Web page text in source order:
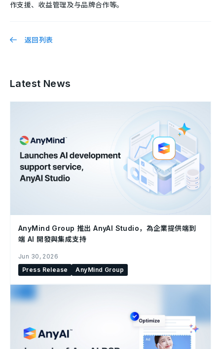
作支援、收益管理及与品牌合作等。
返回列表
Latest News
AnyMind Group 推出 AnyAI Studio，為企業提供端到
端 AI 開發與集成支持
Jun 30, 2026
Press Release
AnyMind Group